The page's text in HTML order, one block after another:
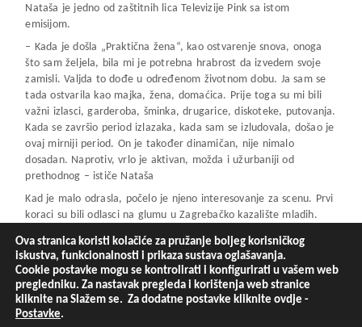
Nataša je jedno od zaštitnih lica Televizije Pink sa istom
emisijom.
– Kada je došla „Praktična žena“, kao ostvarenje snova, onoga
što sam željela, bila mi je potrebna hrabrost da izvedem svoje
zamisli. Valjda to dođe u određenom životnom dobu. Ja sam se
tada ostvarila kao majka, žena, domaćica. Prije toga su mi bili
važni izlasci, garderoba, šminka, drugarice, diskoteke, putovanja.
Kada se završio period izlazaka, kada sam se izludovala, došao je
ovaj mirniji period. On je također dinamičan, nije nimalo
dosadan. Naprotiv, vrlo je aktivan, možda i užurbaniji od
prethodnog – ističe Nataša
Kad je malo odrasla, počelo je njeno interesovanje za scenu. Prvi
koraci su bili odlasci na glumu u Zagrebačko kazalište mladih.
prešla u Beograd. Tad joj je bilo 16 i taj period joj je bio veoma
težak.
Ipak, izvukla se uz pomoć porodice iz svega i završila Petu
beogradsku gimnaziju. Ljubav iz mlađih dana, glumu, nije
zapostavila. U dramskoj sekciji Bate Miladinovića sticala je
Ova stranica koristi kolačiće za pružanje boljeg korisničkog
iskustva, funkcionalnosti i prikaza sustava oglašavanja.
Cookie postavke mogu se kontrolirati i konfigurirati u vašem web
pregledniku. Za nastavak pregleda i korištenja web stranice
kliknite na Slažem se. Za dodatne postavke kliknite ovdje -
Postavke.